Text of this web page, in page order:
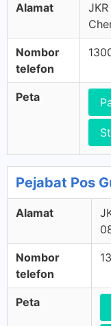
Alamat
Nombor
telefon
Peta
Pejabat Pos
Alamat
Nombor
telefon
Peta